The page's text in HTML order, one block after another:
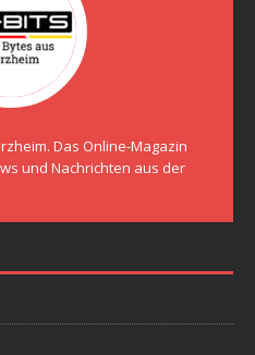
Das Online-Magazin
und Nachrichten aus der